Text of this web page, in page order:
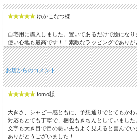
ゆかこなつ様
自宅用に購入しました。置いてあるだけで絵になり
使い心地も最高です！！素敵なラッピングでありが
お店からのコメント
tomo様
大きさ、シャビー感ともに、予想通りでとてもかわ
対応もとても丁寧で、梱包もきちんとしていました
文字も大き目で目の悪い夫もよく見えると喜んでい
ありがとうございました！